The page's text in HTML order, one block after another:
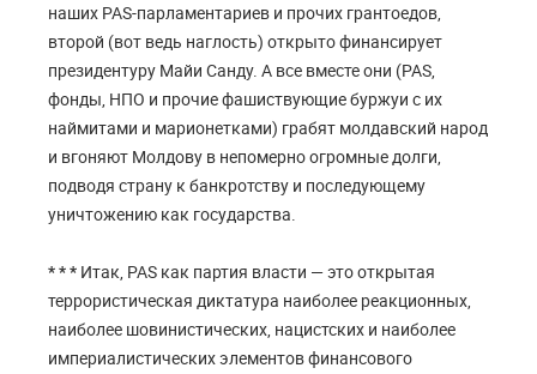
наших PAS-парламентариев и прочих грантоедов,
второй (вот ведь наглость) открыто финансирует
президентуру Майи Санду. А все вместе они (PAS,
фонды, НПО и прочие фашиствующие буржуи с их
наймитами и марионетками) грабят молдавский народ
и вгоняют Молдову в непомерно огромные долги,
подводя страну к банкротству и последующему
уничтожению как государства.
* * * Итак, PAS как партия власти — это открытая
террористическая диктатура наиболее реакционных,
наиболее шовинистических, нацистских и наиболее
империалистических элементов финансового